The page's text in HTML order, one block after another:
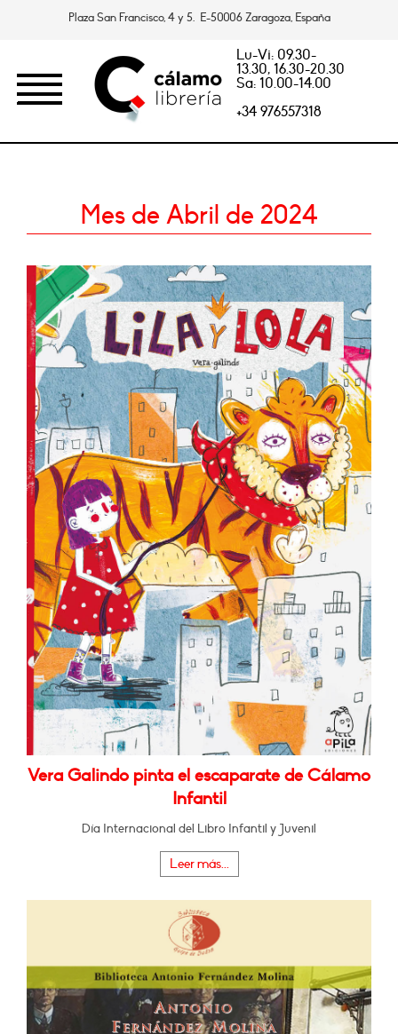
Plaza San Francisco, 4 y 5. E-50006 Zaragoza, España
Lu-Vi: 09.30-
13.30, 16.30-20.30
Sa: 10.00-14.00
+34 976557318
Mes de Abril de 2024
Vera Galindo pinta el escaparate de Cálamo
Infantil
Día Internacional del Libro Infantil y Juvenil
Leer más...